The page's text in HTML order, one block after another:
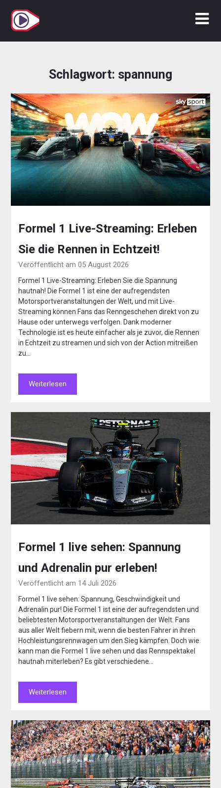
Inhalt
springen
Schlagwort: spannung
Formel 1 Live-Streaming: Erleben
Sie die Rennen in Echtzeit!
Veröffentlicht am 05 August 2026
Formel 1 Live-Streaming: Erleben Sie die Spannung
hautnah! Die Formel 1 ist eine der aufregendsten
Motorsportveranstaltungen der Welt, und mit Live-
Streaming können Fans das Renngeschehen direkt von zu
Hause oder unterwegs verfolgen. Dank moderner
Technologie ist es heute einfacher als je zuvor, die Rennen
in Echtzeit zu streamen und sich von der Action mitreißen
zu…
Weiterlesen
Formel 1 live sehen: Spannung
und Adrenalin pur erleben!
Veröffentlicht am 14 Juli 2026
Formel 1 live sehen: Spannung, Geschwindigkeit und
Adrenalin pur! Die Formel 1 ist eine der aufregendsten und
beliebtesten Motorsportveranstaltungen der Welt. Fans
aus aller Welt fiebern mit, wenn die besten Fahrer in ihren
Hochleistungsrennwagen um den Sieg kämpfen. Doch wie
kann man die Formel 1 live sehen und das Rennspektakel
hautnah miterleben? Es gibt verschiedene…
Weiterlesen